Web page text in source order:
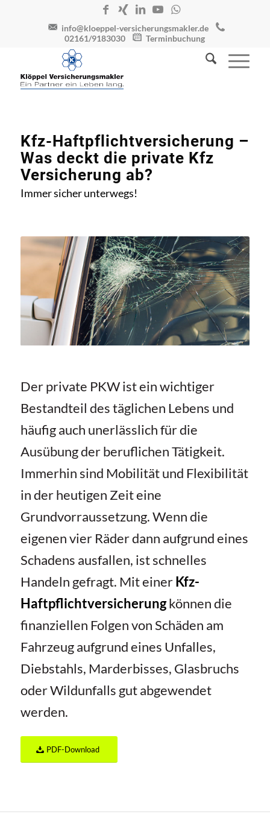
info@kloeppel-versicherungsmakler.de
02161/9183030
Terminbuchung
Kfz-Haftpflichtversicherung –
Was deckt die private Kfz
Versicherung ab?
Immer sicher unterwegs!
Der private PKW ist ein wichtiger
Bestandteil des täglichen Lebens und
häufig auch unerlässlich für die
Ausübung der beruflichen Tätigkeit.
Immerhin sind Mobilität und Flexibilität
in der heutigen Zeit eine
Grundvorraussetzung. Wenn die
eigenen vier Räder dann aufgrund eines
Schadens ausfallen, ist schnelles
Handeln gefragt. Mit einerKfz-
Haftpflichtversicherungkönnen die
finanziellen Folgen von Schäden am
Fahrzeug aufgrund eines Unfalles,
Diebstahls, Marderbisses, Glasbruchs
oder Wildunfalls gut abgewendet
werden.
PDF-Download